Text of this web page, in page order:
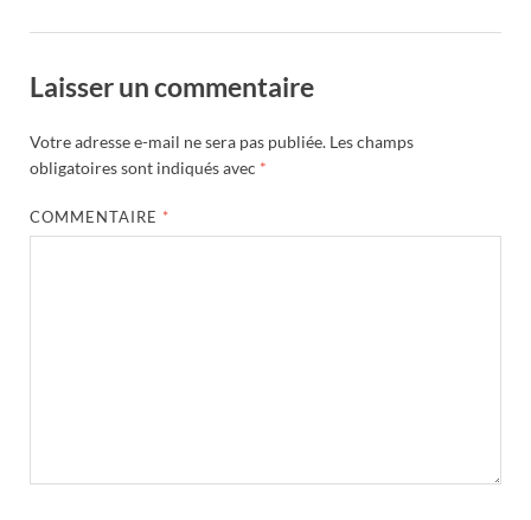
Laisser un commentaire
Votre adresse e-mail ne sera pas publiée. Les champs
obligatoires sont indiqués avec *
COMMENTAIRE *